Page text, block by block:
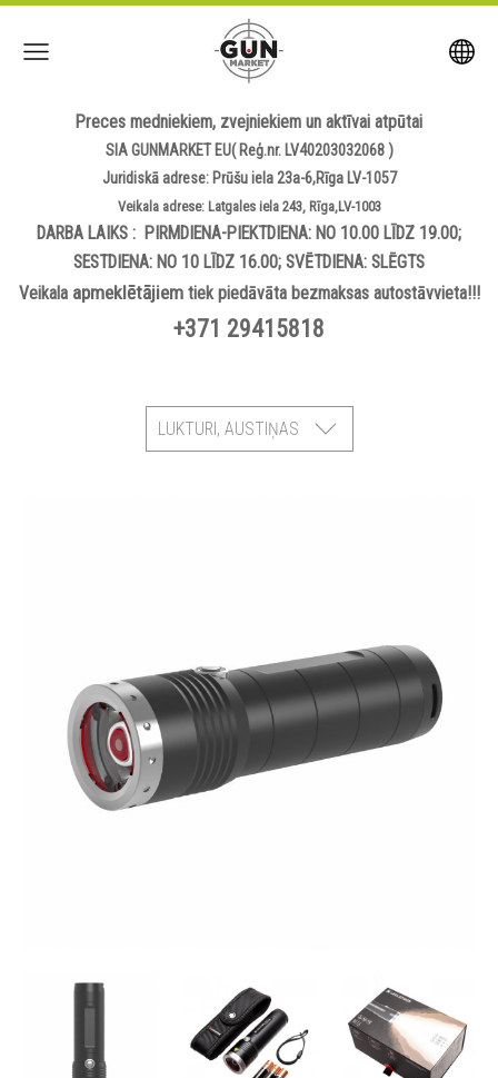
Preces medniekiem, zvejniekiem un aktīvai atpūtai
SIA GUNMARKET EU( Reģ.nr. LV40203032068 )
Juridiskā adrese: Prūšu iela 23a-6,Rīga LV-1057
Veikala adrese: Latgales iela 243, Rīga,LV-1003
DARBA LAIKS : PIRMDIENA-PIEKTDIENA: NO 10.00 LĪDZ 19.00;
SESTDIENA: NO 10 LĪDZ 16.00; SVĒTDIENA: SLĒGTS
Veikala apmeklētājiemtiek piedāvāta bezmaksas autostāvvieta!!!
+371 29415818
LUKTURI, AUSTIŅAS